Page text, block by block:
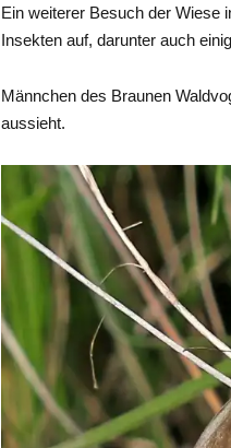
Ein weiterer Besuch der Wiese
Insekten auf, darunter auch
Männchen des Braunen
aussieht.